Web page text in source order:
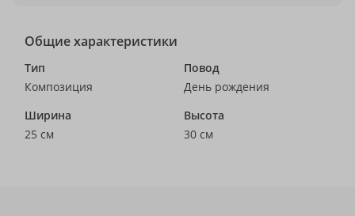
Общие характеристики
Тип
Композиция
Повод
День рождения
Ширина
25 см
Высота
30 см